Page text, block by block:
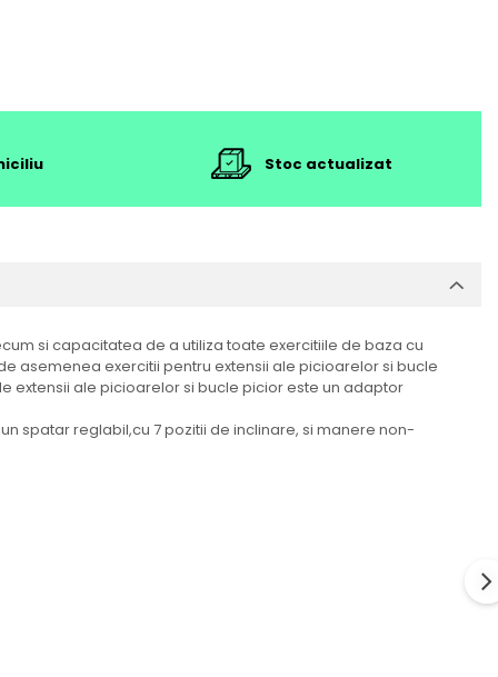
Stoc actualizat
si capacitatea de a utiliza toate exercitiile de baza cu
asemenea exercitii pentru extensii ale picioarelor si bucle
extensii ale picioarelor si bucle picior este un adaptor
spatar reglabil,cu 7 pozitii de inclinare, si manere non-